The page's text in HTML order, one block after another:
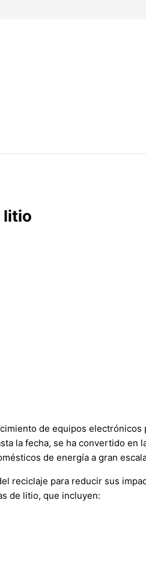
litio
de equipos
la fecha, se ha convertido en
de energía a gran
reciclaje para reducir sus
de litio, que incluyen: